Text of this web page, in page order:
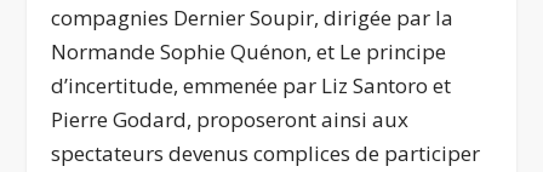
compagnies Dernier Soupir, dirigée par la
Normande Sophie Quénon, et Le principe
d’incertitude, emmenée par Liz Santoro et
Pierre Godard, proposeront ainsi aux
spectateurs devenus complices de participer